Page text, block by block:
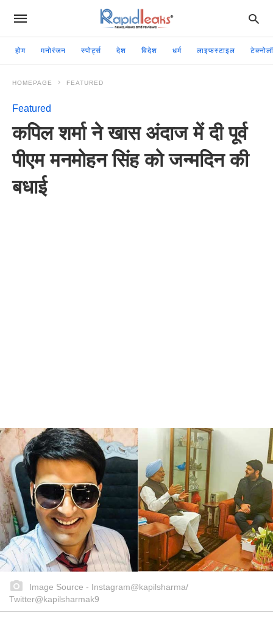
होम मनोरंजन स्पोर्ट्स देश विदेश धर्म लाइफस्टाइल
HOMEPAGE FEATURED
Featured
कपिल शर्मा ने खास अंदाज में दी पूर्व
पीएम मनमोहन सिंह को जन्मदिन की
बधाई
Image Source - Instagram@kapilsharma/
Twitter@kapilsharmak9